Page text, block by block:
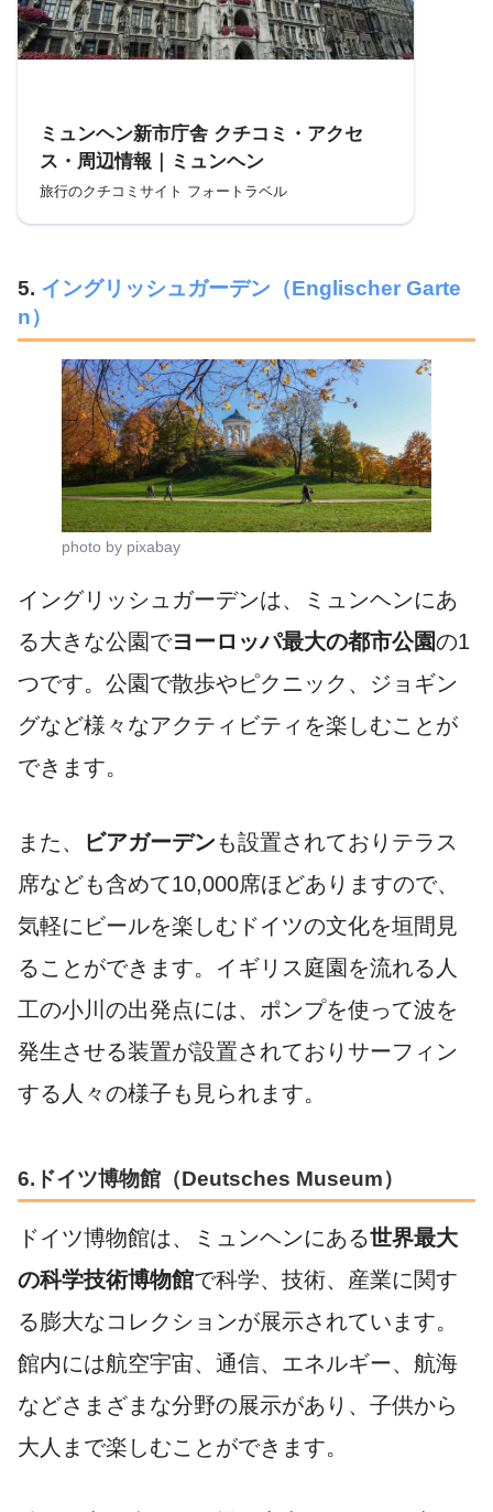
ミュンヘン新市庁舎 クチコミ・アクセ
ス・周辺情報｜ミュンヘン
旅行のクチコミサイト フォートラベル
5. イングリッシュガーデン（Englischer Garte
n）
photo by pixabay
イングリッシュガーデンは、ミュンヘンにあ
る大きな公園でヨーロッパ最大の都市公園の1
つです。公園で散歩やピクニック、ジョギン
グなど様々なアクティビティを楽しむことが
できます。
また、 ビアガーデンも設置されておりテラス
席なども含めて10,000席ほどありますので、
気軽にビールを楽しむドイツの文化を垣間見
ることができます。イギリス庭園を流れる人
工の小川の出発点には、ポンプを使って波を
発生させる装置が設置されておりサーフィン
する人々の様子も見られます。
6.ドイツ博物館（Deutsches Museum）
ドイツ博物館は、ミュンヘンにある世界最大
の科学技術博物館で科学、技術、産業に関す
る膨大なコレクションが展示されています。
館内には航空宇宙、通信、エネルギー、航海
などさまざまな分野の展示があり、子供から
大人まで楽しむことができます。